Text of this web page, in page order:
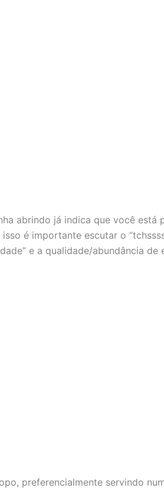
abrindo já indica que você
é importante escutar o
e a qualidade/abundância de
preferencialmente servindo